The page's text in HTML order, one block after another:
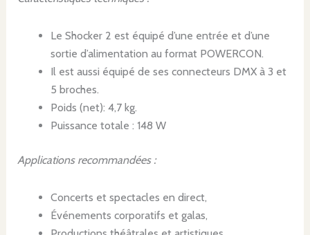
Le Shocker 2 est équipé d’une entrée et d’une
sortie d’alimentation au format POWERCON.
Il est aussi équipé de ses connecteurs DMX à 3 et
5 broches.
Poids (net): 4,7 kg.
Puissance totale : 148 W
Applications recommandées :
Concerts et spectacles en direct,
Événements corporatifs et galas,